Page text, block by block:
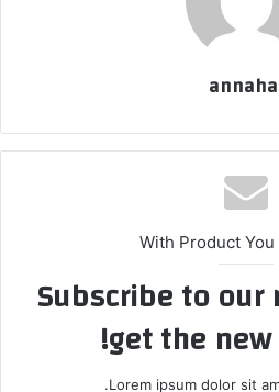
With Product You
Subscribe to
get the
Lorem ipsum dolor sit